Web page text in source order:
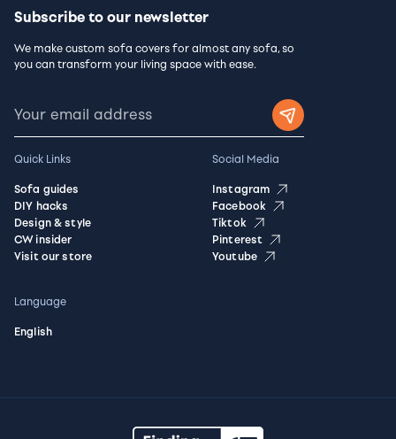
Subscribe to our newsletter
We make custom sofa covers for almost any sofa, so
you can transform your living space with ease.
Quick Links
Sofa guides
DIY hacks
Design & style
CW insider
Visit our store
Social Media
Instagram
Facebook
Tiktok
Pinterest
Youtube
Language
English